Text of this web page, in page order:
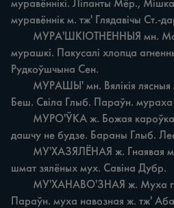
муравённікі. Ліпанты Мёр.,
муравённік м. тж' Глядавічы Ст.-
мурашкі. Пакусалі хлопца
Рудкоўшчына Сен.
Беш. Свіла Глыб. Параўн. мураха
дашчу не будзе. Бараны Глыб.
шмат зялёных мух. Савіна Дубр.
Параўн. муха навозная ж. тж'